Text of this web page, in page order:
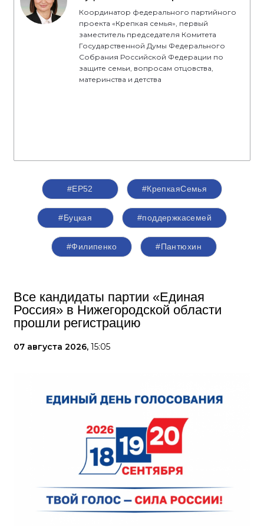
Координатор федерального партийного
проекта «Крепкая семья», первый
заместитель председателя Комитета
Государственной Думы Федерального
Собрания Российской Федерации по
защите семьи, вопросам отцовства,
материнства и детства
#ЕР52 #КрепкаяСемья
#Буцкая #поддержкасемей
#Филипенко #Пантюхин
Все кандидаты партии «Единая
Россия» в Нижегородской области
прошли регистрацию
07 августа 2026, 15:05